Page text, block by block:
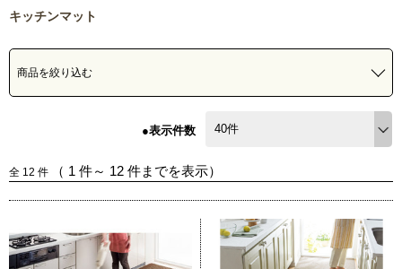
キッチンマット
商品を絞り込む
●表示件数
全 12 件 （ 1 件～ 12 件までを表示）